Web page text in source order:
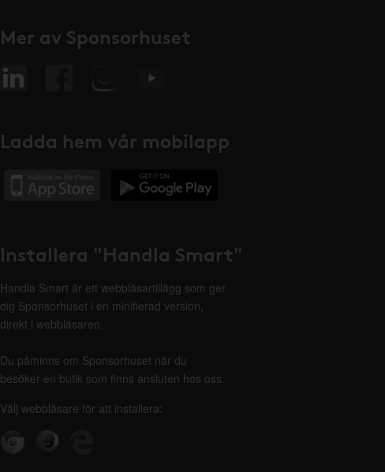
Mer av Sponsorhuset
Ladda hem vår mobilapp
Installera "Handla Smart"
Handla Smart är ett webbläsartillägg som ger
dig Sponsorhuset i en minifierad version,
direkt i webbläsaren.
Du påminns om Sponsorhuset när du
besöker en butik som finns ansluten hos oss.
Välj webbläsare för att installera: